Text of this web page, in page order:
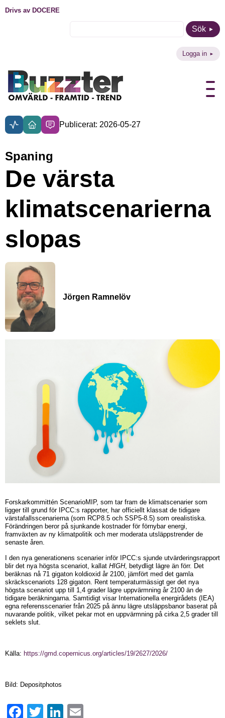
Drivs av DOCERE
Sök
Logga in
Publicerat: 2026-05-27
Spaning
De värsta
klimatscenarierna
slopas
Jörgen Ramnelöv
Forskarkommittén ScenarioMIP, som tar fram de klimatscenarier som
ligger till grund för IPCC:s rapporter, har officiellt klassat de tidigare
värstafallsscenarierna (som RCP8.5 och SSP5-8.5) som orealistiska.
Förändringen beror på sjunkande kostnader för förnybar energi,
framväxten av ny klimatpolitik och mer moderata utsläppstrender de
senaste åren.
I den nya generationens scenarier inför IPCC:s sjunde utvärderingsrapport
blir det nya högsta scenariot, kallat HIGH, betydligt lägre än förr. Det
beräknas nå 71 gigaton koldioxid år 2100, jämfört med det gamla
skräckscenariots 128 gigaton. Rent temperaturmässigt ger det nya
högsta scenariot upp till 1,4 grader lägre uppvärmning år 2100 än de
tidigare beräkningarna. Samtidigt visar Internationella energirådets (IEA)
egna referensscenarier från 2025 på ännu lägre utsläppsbanor baserat på
nuvarande politik, vilket pekar mot en uppvärmning på cirka 2,5 grader till
seklets slut.
Källa: https://gmd.copernicus.org/articles/19/2627/2026/
Bild: Depositphotos
FacebookTwitter LinkedIn